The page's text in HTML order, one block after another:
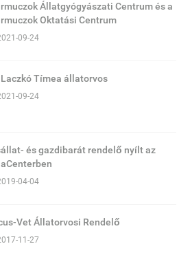
Állatgyógyászati Centrum és a
Oktatási Centrum
09-24
Laczkó Tímea állatorvos
09-24
és gazdibarát rendelő nyílt az
04-04
Vet Állatorvosi Rendelő
11-27